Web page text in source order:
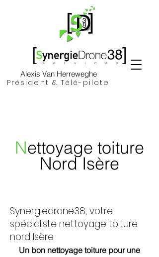
Alexis Van Herreweghe
Président & Télé-pilote
Nettoyage toiture
Nord Isère
​Synergiedrone38, votre
spécialiste nettoyage toiture
nord Isère
Un bon nettoyage toiture pour une